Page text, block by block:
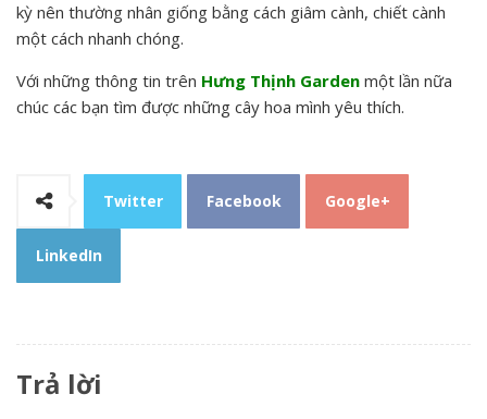
kỳ nên thường nhân giống bằng cách giâm cành, chiết cành
một cách nhanh chóng.
Với những thông tin trên Hưng Thịnh Garden một lần nữa
chúc các bạn tìm được những cây hoa mình yêu thích.
Twitter Facebook Google+
LinkedIn
Trả lời